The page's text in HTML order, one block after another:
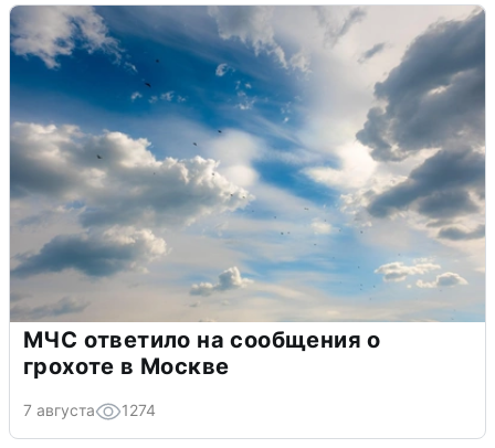
МЧС ответило на сообщения о
грохоте в Москве
7 августа 1274